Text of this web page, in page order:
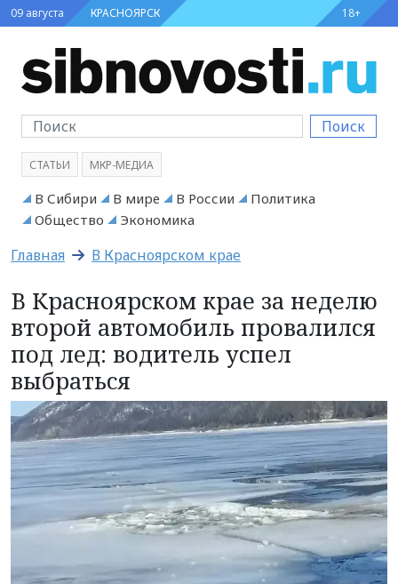
09 августа КРАСНОЯРСК 18+
Поиск
СТАТЬИ МКР-МЕДИА
В Сибири В мире В России
Политика
Общество
Экономика
Главная В Красноярском крае
В Красноярском крае за неделю
второй автомобиль провалился
под лед: водитель успел
выбраться